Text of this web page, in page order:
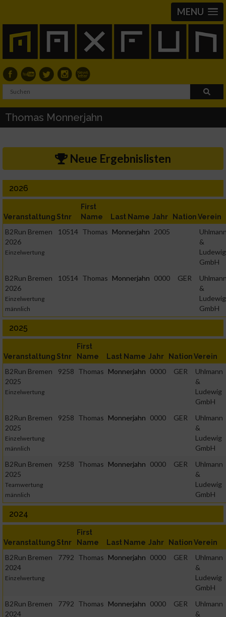
MENU
Thomas Monnerjahn
Neue Ergebnislisten
2026
Veranstaltung Stnr
First
Name
Last Name Jahr NationVerein
B2Run Bremen
2026
Einzelwertung
10514 Thomas Monnerjahn 2005
&
Ludewig
GmbH
B2Run Bremen
2026
Einzelwertung
männlich
10514 Thomas Monnerjahn 0000 GER
&
Ludewig
GmbH
2025
Veranstaltung Stnr
First
Name
Last Name Jahr NationVerein
B2Run Bremen
2025
Einzelwertung
9258 Thomas Monnerjahn 0000 GER
Uhlmann
&
Ludewig
GmbH
B2Run Bremen
2025
Einzelwertung
männlich
9258 Thomas Monnerjahn 0000 GER
Uhlmann
&
Ludewig
GmbH
B2Run Bremen
2025
Teamwertung
männlich
9258 Thomas Monnerjahn 0000 GER
Uhlmann
&
Ludewig
GmbH
2024
Veranstaltung Stnr
First
Name
Last Name Jahr NationVerein
B2Run Bremen
2024
Einzelwertung
7792 Thomas Monnerjahn 0000 GER
Uhlmann
&
Ludewig
GmbH
B2Run Bremen
2024
7792 Thomas Monnerjahn 0000 GER
Uhlmann
&